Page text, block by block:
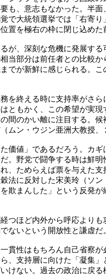
も、意志もなかった。半
で大統領選挙では「右寄
置を極右の枠に閉じ込めた
が、深刻な危機に発展す
当部分は前任者との比較
でが新鮮に感じられる。
を終える時に支持率がさ
ともかく、この希望が実
間のかい離に注目する。
ムン・ウジン亜洲大教授、
価値」であるだろう。カ
。野党で闘争する時は
、ためらえば票を与えた
法に反対した宋美玲（ソ
欺まんした」という反発
つほど内外から呼応より
ないという開放性と謙虚だ
貫性はもちろん自己省察
、支持層に向けた「凝集
けない。過去の政治に戻